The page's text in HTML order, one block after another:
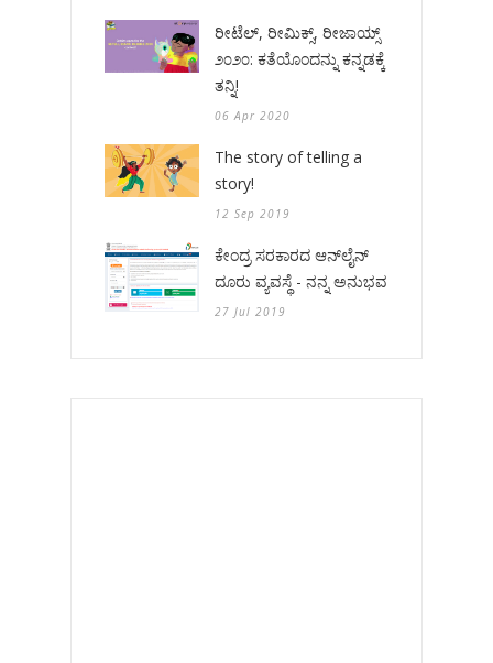
ರೀಟೆಲ್, ರೀಮಿಕ್ಸ್, ರೀಜಾಯ್ಸ್
೨೦೨೦: ಕತೆಯೊಂದನ್ನು ಕನ್ನಡಕ್ಕೆ
ತನ್ನಿ!
06 Apr 2020
The story of telling a
story!
12 Sep 2019
ಕೇಂದ್ರ ಸರಕಾರದ ಆನ್‌ಲೈನ್
ದೂರು ವ್ಯವಸ್ಥೆ - ನನ್ನ ಅನುಭವ
27 Jul 2019